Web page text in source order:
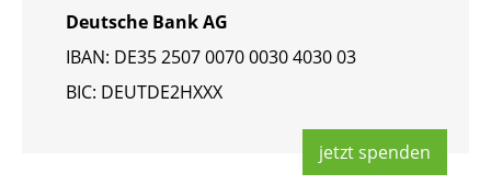
Deut­sche Bank AG
IBAN: DE35 2507 0070 0030 4030 03
BIC: DEUT­DE2HXXX
jetzt spen­den